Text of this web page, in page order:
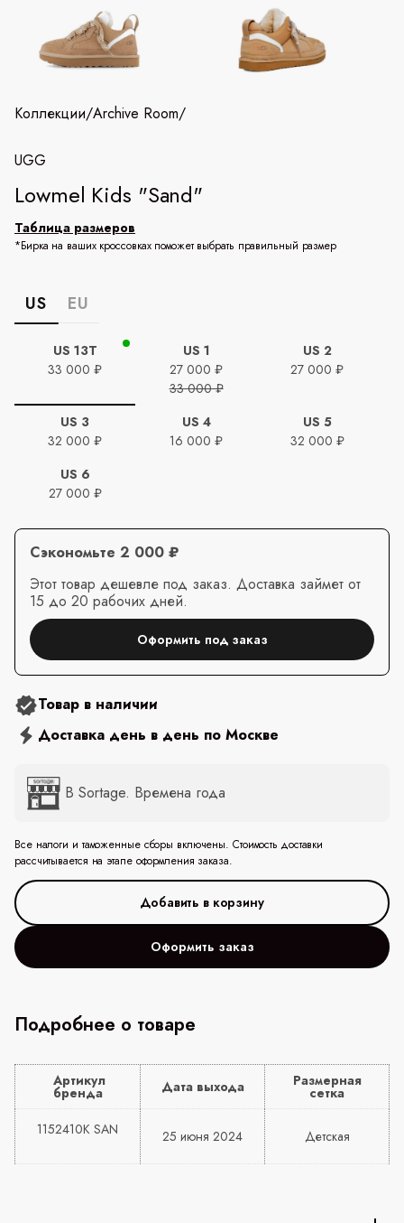
Коллекции/Archive Room/
UGG
Lowmel Kids "Sand"
Таблица размеров
*Бирка на ваших кроссовках поможет выбрать правильный размер
US EU
US 13Т
33 000 ₽
US 1
27 000 ₽
33 000 ₽
US 2
27 000 ₽
US 3
32 000 ₽
US 4
16 000 ₽
US 5
32 000 ₽
US 6
27 000 ₽
Сэкономьте 2 000 ₽
Этот товар дешевле под заказ. Доставка займет от
15 до 20 рабочих дней.
Оформить под заказ
Товар в наличии
Доставка день в день по Москве
В Sortage. Времена года
Все налоги и таможенные сборы включены. Стоимость доставки
рассчитывается на этапе оформления заказа.
Оформить заказ
Подробнее о товаре
Артикул
бренда Дата выхода Размерная
сетка
1152410K SAN
25 июня 2024 Детская